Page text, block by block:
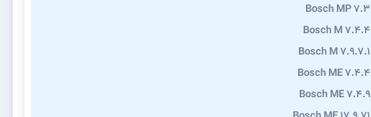
Bosch MP 7.3
Bosch M 7.4.4
Bosch M 7.9.7.1
Bosch ME 7.4.4
Bosch ME 7.4.9